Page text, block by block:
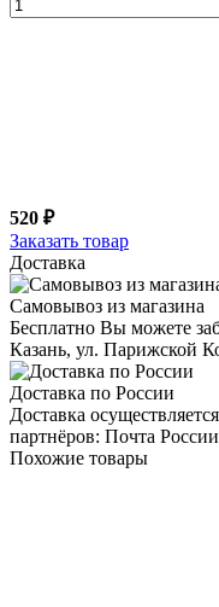
520 ₽
Заказать товар
Доставка
Самовывоз из магазина
Бесплатно Вы можете
Казань, ул. Парижской
Доставка по России
Доставка
партнёров: Почта
Похожие товары